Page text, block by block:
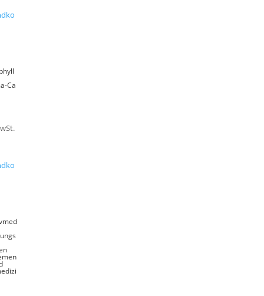
Ca